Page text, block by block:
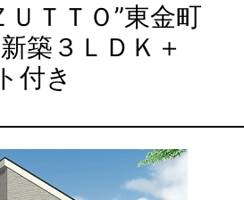
ＵＴＴＯ”東金町
築３ＬＤＫ＋
付き